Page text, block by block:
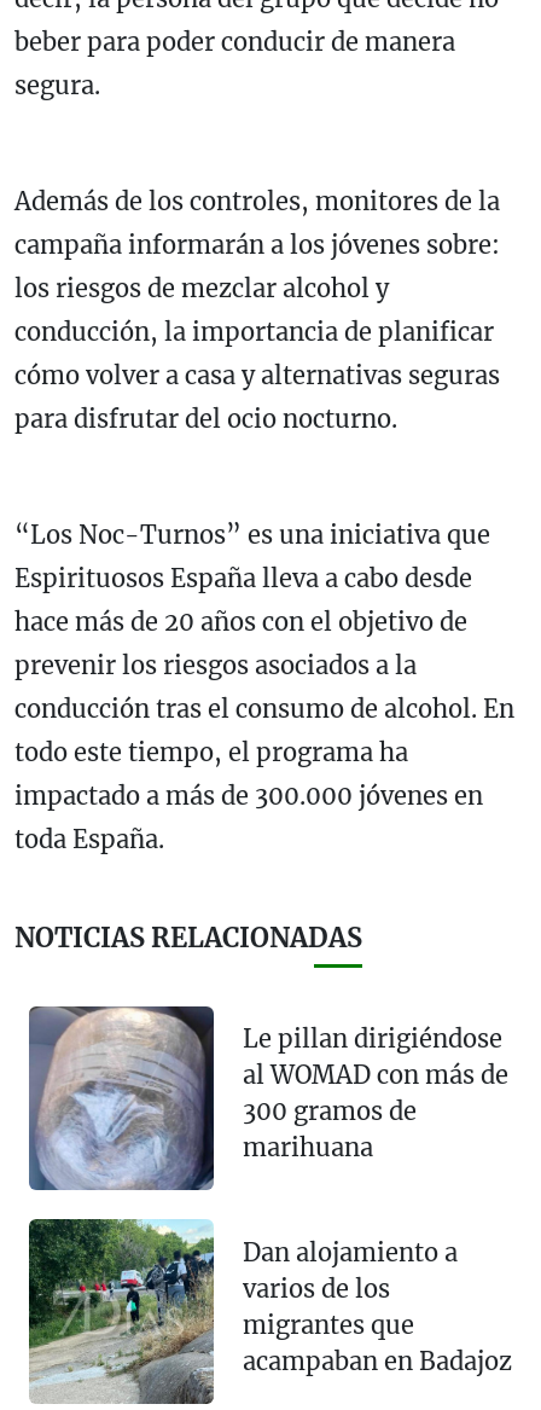
beber para poder conducir de manera
segura.
Además de los controles, monitores de la
campaña informarán a los jóvenes sobre:
los riesgos de mezclar alcohol y
conducción, la importancia de planificar
cómo volver a casa y alternativas seguras
para disfrutar del ocio nocturno.
“Los Noc-Turnos” es una iniciativa que
Espirituosos España lleva a cabo desde
hace más de 20 años con el objetivo de
prevenir los riesgos asociados a la
conducción tras el consumo de alcohol. En
todo este tiempo, el programa ha
impactado a más de 300.000 jóvenes en
toda España.
NOTICIAS RELACIONADAS
Le pillan dirigiéndose
al WOMAD con más de
300 gramos de
marihuana
Dan alojamiento a
varios de los
migrantes que
acampaban en Badajoz